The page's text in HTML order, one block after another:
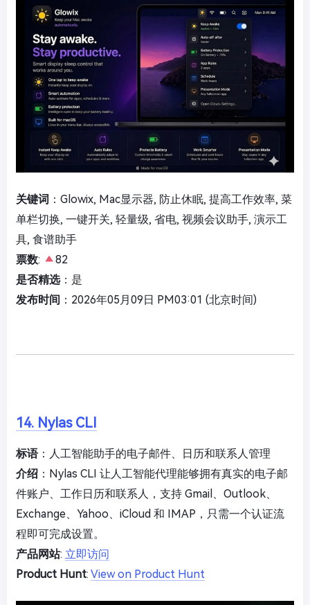
关键词 ：Glowix, Mac显示器, 防止休眠, 提高工作效率, 菜
单栏切换, 一键开关, 轻量级, 省电, 视频会议助手, 演示工
具, 食谱助手
票数:
82
是否精选：是
发布时间 ：2026年05月09日 PM03:01 (北京时间)
14. Nylas CLI
标语：人工智能助手的电子邮件、日历和联系人管理
介绍 ：Nylas CLI 让人工智能代理能够拥有真实的电子邮
件账户、工作日历和联系人，支持 Gmail、Outlook、
Exchange、Yahoo、iCloud 和 IMAP，只需一个认证流
程即可完成设置。
产品网站: 立即访问
Product Hunt: View on Product Hunt